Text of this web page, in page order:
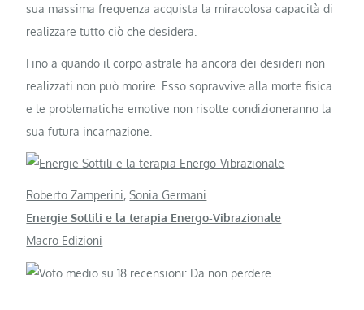
sua massima frequenza acquista la miracolosa capacità di
realizzare tutto ciò che desidera.
Fino a quando il corpo astrale ha ancora dei desideri non
realizzati non può morire. Esso sopravvive alla morte fisica
e le problematiche emotive non risolte condizioneranno la
sua futura incarnazione.
Roberto Zamperini,Sonia Germani
Energie Sottili e la terapia Energo-Vibrazionale
Macro Edizioni